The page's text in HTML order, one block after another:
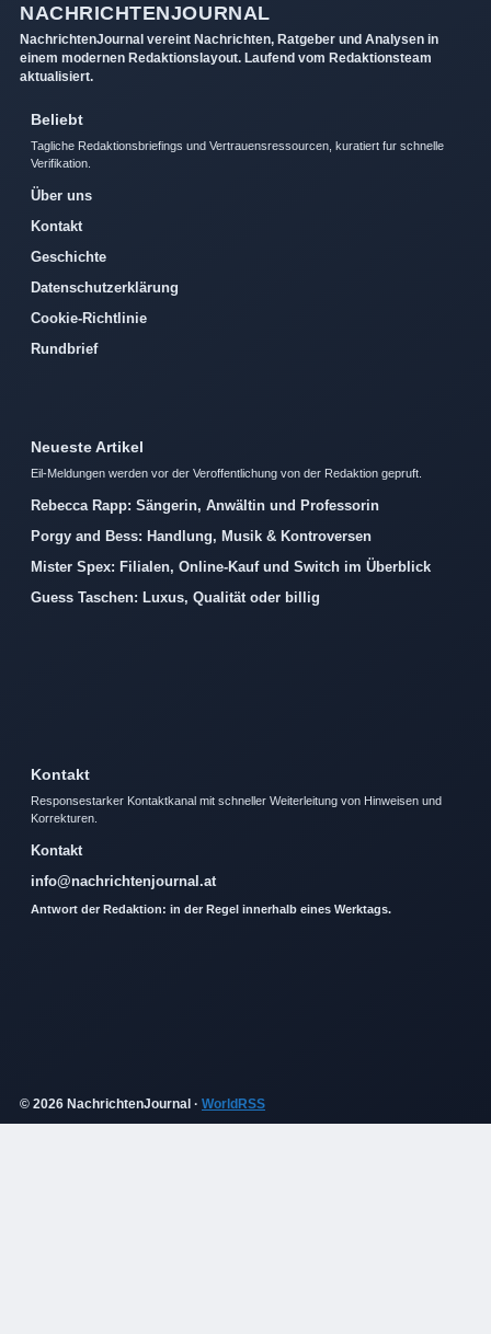
NACHRICHTENJOURNAL
NachrichtenJournal vereint Nachrichten, Ratgeber und Analysen in
einem modernen Redaktionslayout. Laufend vom Redaktionsteam
aktualisiert.
Beliebt
Tagliche Redaktionsbriefings und Vertrauensressourcen, kuratiert fur schnelle
Verifikation.
Über uns
Kontakt
Geschichte
Datenschutzerklärung
Cookie-Richtlinie
Rundbrief
Neueste Artikel
Eil-Meldungen werden vor der Veroffentlichung von der Redaktion gepruft.
Rebecca Rapp: Sängerin, Anwältin und Professorin
Porgy and Bess: Handlung, Musik & Kontroversen
Mister Spex: Filialen, Online-Kauf und Switch im Überblick
Guess Taschen: Luxus, Qualität oder billig
Kontakt
Responsestarker Kontaktkanal mit schneller Weiterleitung von Hinweisen und
Korrekturen.
Kontakt
info@nachrichtenjournal.at
Antwort der Redaktion: in der Regel innerhalb eines Werktags.
© 2026 NachrichtenJournal · WorldRSS